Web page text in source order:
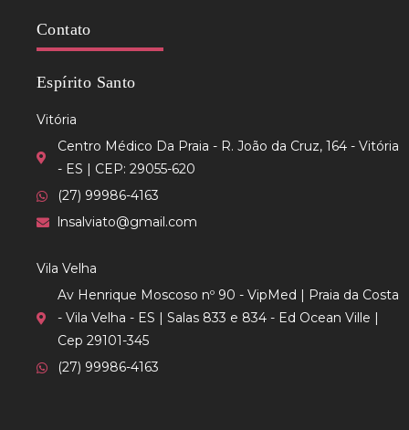
Contato
Espírito Santo
Vitória
Centro Médico Da Praia - R. João da Cruz, 164 - Vitória
- ES | CEP: 29055-620
(27) 99986-4163
lnsalviato@gmail.com
Vila Velha
Av Henrique Moscoso nº 90 - VipMed | Praia da Costa
- Vila Velha - ES | Salas 833 e 834 - Ed Ocean Ville |
Cep 29101-345
(27) 99986-4163